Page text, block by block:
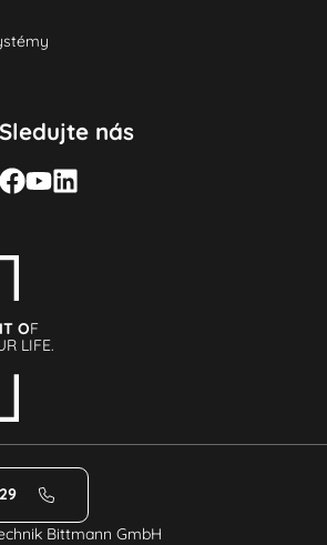
Sledujte nás
OF
LIFE.
Bittmann GmbH